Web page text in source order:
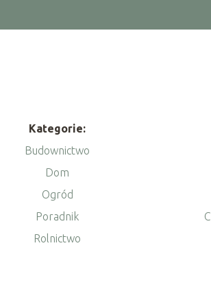
Kategorie:
Budownictwo
Dom
Ogród
Poradnik
Rolnictwo